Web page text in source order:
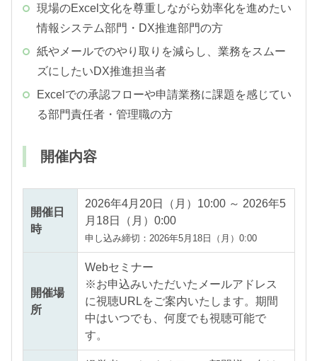
現場のExcel文化を尊重しながら効率化を進めたい
情報システム部門・DX推進部門の方
紙やメールでのやり取りを減らし、業務をスムー
ズにしたいDX推進担当者
Excelでの承認フローや申請業務に課題を感じてい
る部門責任者・管理職の方
開催内容
開催日
時
2026年4月20日（月）10:00 ～ 2026年5
月18日（月）0:00
申し込み締切：2026年5月18日（月）0:00
開催場
所
Webセミナー
※お申込みいただいたメールアドレス
に視聴URLをご案内いたします。期間
中はいつでも、何度でも視聴可能で
す。